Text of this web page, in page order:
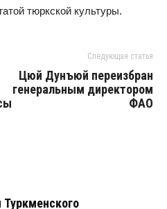
тюркской культуры.
Следующая статья
Цюй Дунъюй переизбран
генеральным директором
ФАО